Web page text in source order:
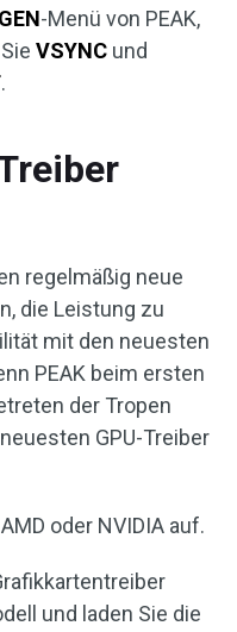
-Menü von PEAK,
VSYNC und
.
regelmäßig neue
die Leistung zu
mit den neuesten
PEAK beim ersten
der Tropen
GPU-Treiber
oder NVIDIA auf.
und laden Sie die